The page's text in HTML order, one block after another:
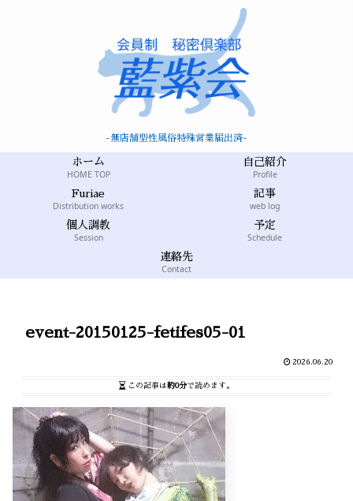
-無店舗型性風俗特殊営業届出済-
ホーム
HOME TOP
自己紹介
Profile
Furiae
Distribution works
記事
web log
個人調教
Session
予定
Schedule
連絡先
Contact
event-20150125-fetifes05-01
2026.06.20
この記事は約0分で読めます。